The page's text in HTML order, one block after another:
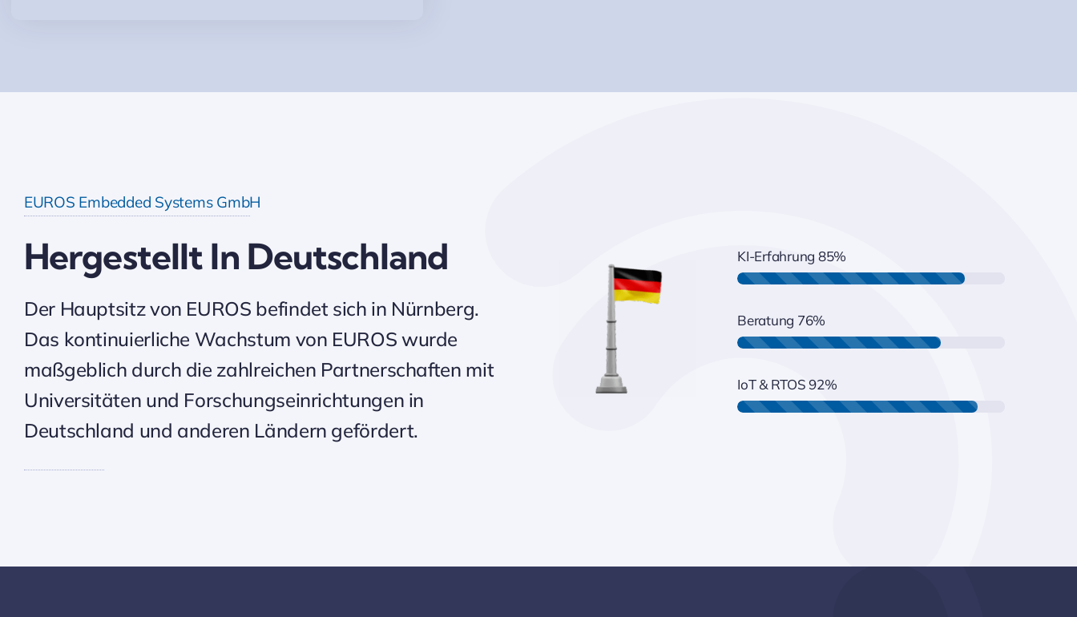
EUROS Embedded Systems GmbH
Hergestellt In Deutschland
Der Hauptsitz von EUROS befindet sich in Nürnberg.
Das kontinuierliche Wachstum von EUROS wurde
maßgeblich durch die zahlreichen Partnerschaften mit
Universitäten und Forschungseinrichtungen in
Deutschland und anderen Ländern gefördert.
KI-Erfahrung 85%
Beratung 76%
IoT & RTOS 92%